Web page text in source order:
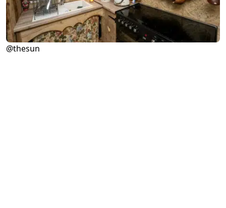
@thesun